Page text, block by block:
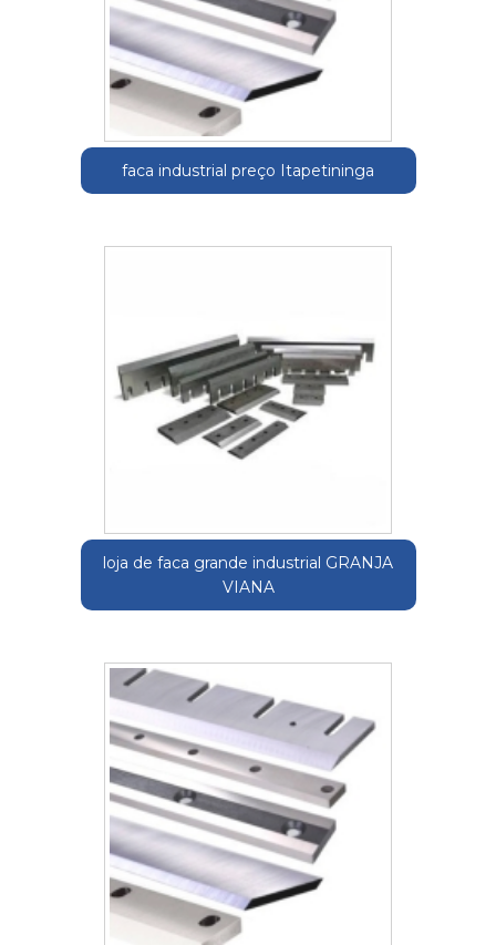
faca industrial preço Itapetininga
loja de faca grande industrial GRANJA
VIANA